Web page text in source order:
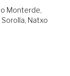
Monterde,
Sorolla, Natxo